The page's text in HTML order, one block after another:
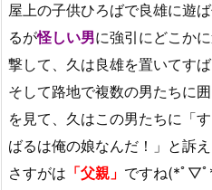
屋上の子供ひろばで良雄に遊
るが怪しい男に強引にどこか
撃して、久は良雄を置いてす
そして路地で複数の男たちに
を見て、久はこの男たちに「
ばるは俺の娘なんだ！」と訴え
さすがは 「父親」 ですね(*ﾟ▽ﾟ